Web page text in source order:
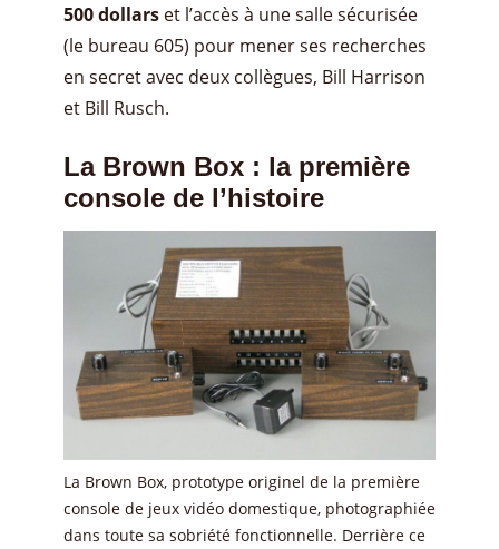
500 dollars et l’accès à une salle sécurisée
(le bureau 605) pour mener ses recherches
en secret avec deux collègues, Bill Harrison
et Bill Rusch.
La Brown Box : la première
console de l’histoire
La Brown Box, prototype originel de la première
console de jeux vidéo domestique, photographiée
dans toute sa sobriété fonctionnelle. Derrière ce